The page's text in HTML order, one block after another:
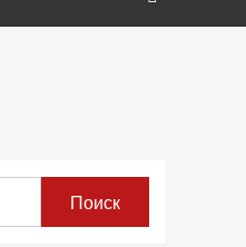
Поиск